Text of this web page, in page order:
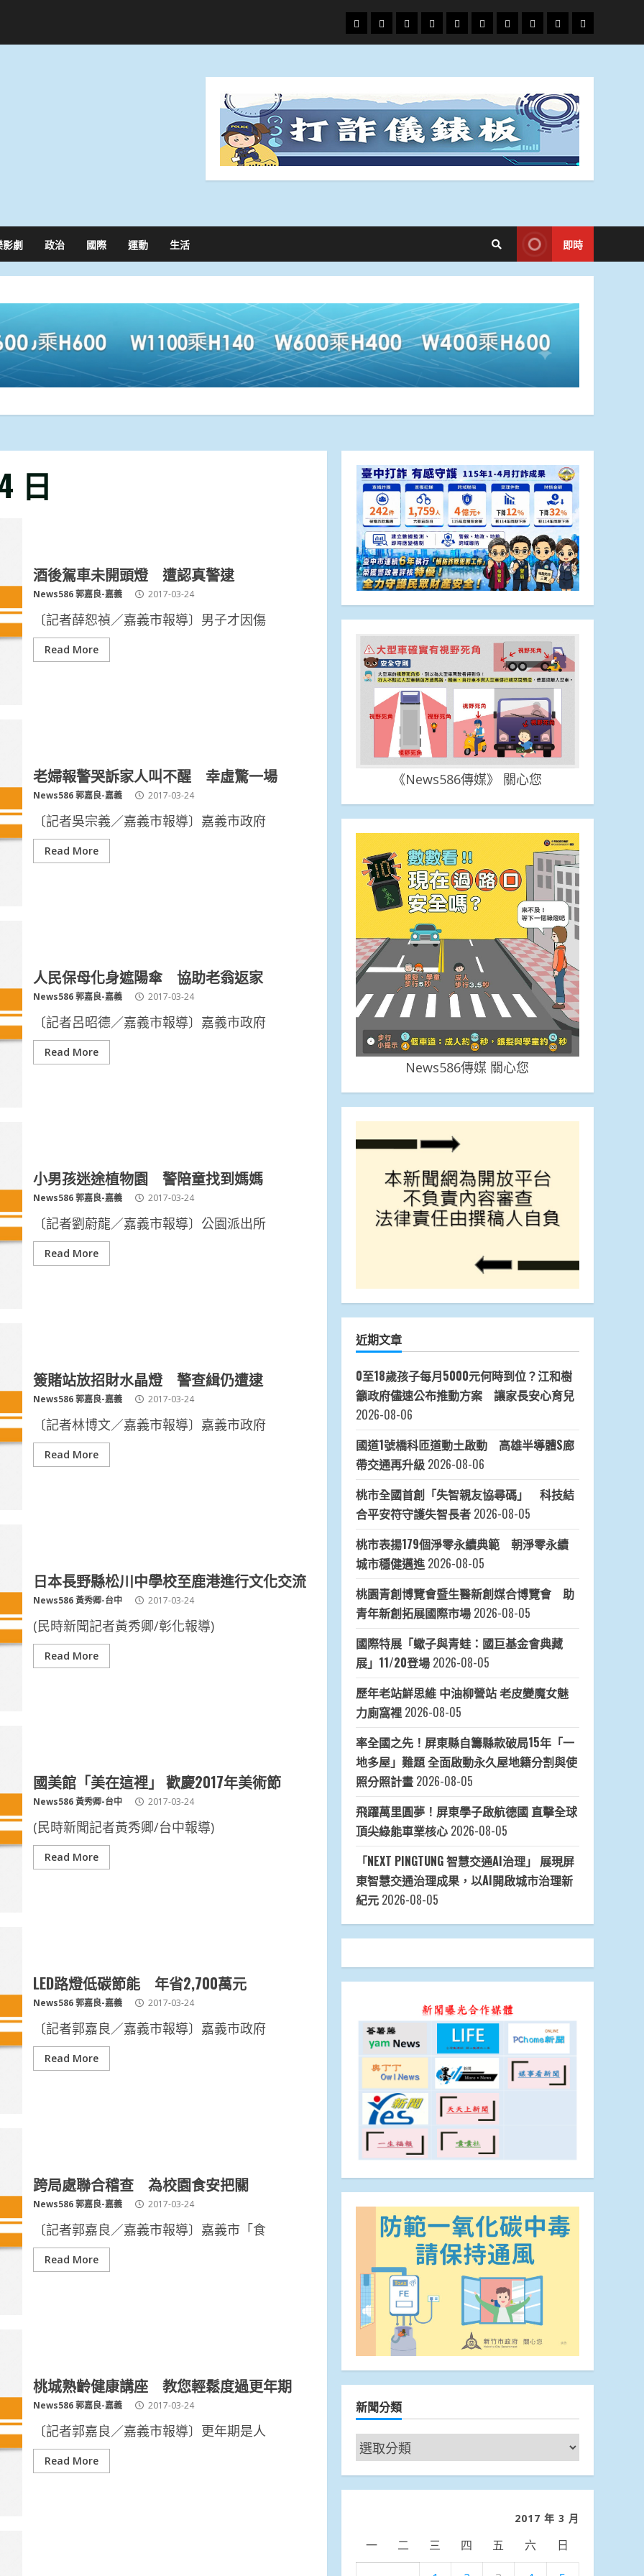
頭
條
財
經
地
方.
文
教.
專
題
娛
樂
政
治
國
際
運
動
生
活
影劇 政治 國際 運動 生活 即時
日
酒後駕車未開頭燈 遭認真警逮
News586 郭嘉良-嘉義 2017-03-24
〔記者薛恕禎／嘉義市報導〕男子才因傷
Read More
老婦報警哭訴家人叫不醒 幸虛驚一場
News586 郭嘉良-嘉義 2017-03-24
〔記者吳宗義／嘉義市報導〕嘉義市政府
Read More
人民保母化身遮陽傘 協助老翁返家
News586 郭嘉良-嘉義 2017-03-24
〔記者呂昭德／嘉義市報導〕嘉義市政府
Read More
小男孩迷途植物園 警陪童找到媽媽
News586 郭嘉良-嘉義 2017-03-24
〔記者劉蔚龍／嘉義市報導〕公園派出所
Read More
簽賭站放招財水晶燈 警查緝仍遭逮
News586 郭嘉良-嘉義 2017-03-24
〔記者林博文／嘉義市報導〕嘉義市政府
Read More
日本長野縣松川中學校至鹿港進行文化交流
News586 黃秀卿-台中 2017-03-24
(民時新聞記者黃秀卿/彰化報導)
Read More
國美館「美在這裡」 歡慶2017年美術節
News586 黃秀卿-台中 2017-03-24
(民時新聞記者黃秀卿/台中報導)
Read More
LED路燈低碳節能 年省2,700萬元
News586 郭嘉良-嘉義 2017-03-24
〔記者郭嘉良／嘉義市報導〕嘉義市政府
Read More
跨局處聯合稽查 為校園食安把關
News586 郭嘉良-嘉義 2017-03-24
〔記者郭嘉良／嘉義市報導〕嘉義市「食
Read More
桃城熟齡健康講座 教您輕鬆度過更年期
News586 郭嘉良-嘉義 2017-03-24
〔記者郭嘉良／嘉義市報導〕更年期是人
Read More
《News586傳媒》 關心您
News586傳媒 關心您
近期文章
0至18歲孩子每月5000元何時到位？江和樹
籲政府儘速公布推動方案 讓家長安心育兒
2026-08-06
國道1號橋科匝道動土啟動 高雄半導體S廊
帶交通再升級 2026-08-06
桃市全國首創「失智親友協尋碼」 科技結
合平安符守護失智長者 2026-08-05
桃市表揚179個淨零永續典範 朝淨零永續
城市穩健邁進 2026-08-05
桃園青創博覽會暨生醫新創媒合博覽會 助
青年新創拓展國際市場 2026-08-05
國際特展「蠍子與青蛙：國巨基金會典藏
展」11/20登場 2026-08-05
歷年老站鮮思維 中油柳營站 老皮變魔女魅
力廁窩裡 2026-08-05
率全國之先！屏東縣自籌縣款破局15年「一
地多屋」難題 全面啟動永久屋地籍分割與使
照分照計畫 2026-08-05
飛躍萬里圓夢！屏東學子啟航德國 直擊全球
頂尖綠能車業核心 2026-08-05
「NEXT PINGTUNG 智慧交通AI治理」 展現屏
東智慧交通治理成果，以AI開啟城市治理新
紀元 2026-08-05
新聞分類
新
聞
分
2017 年 3 月
一 二 三 四 五 六 日